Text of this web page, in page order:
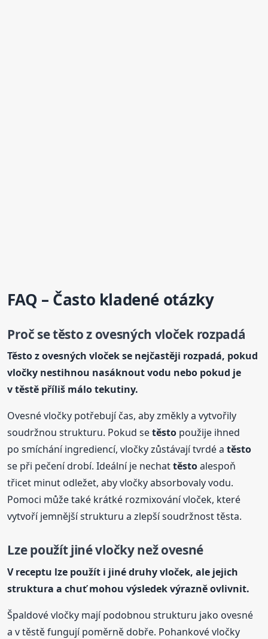
FAQ – Často kladené otázky
Proč setěstoz ovesných vloček rozpadá
Těstoz ovesných vloček se nejčastěji rozpadá, pokud
vločky nestihnou nasáknout vodu nebo pokud je
v těstě příliš málo tekutiny.
Ovesné vločky potřebují čas, aby změkly a vytvořily
soudržnou strukturu. Pokud setěsto použije ihned
po smíchání ingrediencí, vločky zůstávají tvrdé atěsto
se při pečení drobí. Ideální je nechattěstoalespoň
třicet minut odležet, aby vločky absorbovaly vodu.
Pomoci může také krátké rozmixování vloček, které
vytvoří jemnější strukturu a zlepší soudržnost těsta.
Lze použít jiné vločky než ovesné
Vreceptu lze použít i jiné druhy vloček, ale jejich
struktura a chuť mohou výsledek výrazně ovlivnit.
Špaldové vločky mají podobnou strukturu jako ovesné
a v těstě fungují poměrně dobře. Pohankové vločky